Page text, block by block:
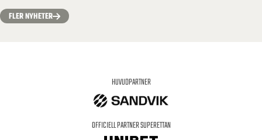
FLER NYHETER
HUVUDPARTNER
OFFICIELL PARTNER SUPERETTAN